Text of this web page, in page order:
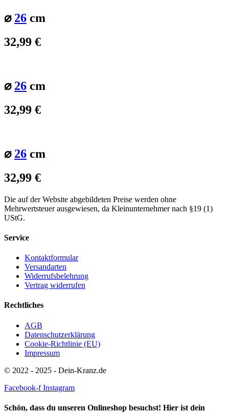
⌀ 26 cm
32,99 €
⌀ 26 cm
32,99 €
⌀ 26 cm
32,99 €
Die auf der Website abgebildeten Preise werden ohne
Mehrwertsteuer ausgewiesen, da Kleinunternehmer nach §19 (1)
UStG.
Service
Kontaktformular
Versandarten
Widerrufsbelehrung
Vertrag widerrufen
Rechtliches
AGB
Datenschutzerklärung
Cookie-Richtlinie (EU)
Impressum
© 2022 - 2025 - Dein-Kranz.de
Facebook-f Instagram
Schön, dass du unseren Onlineshop besuchst! Hier ist dein